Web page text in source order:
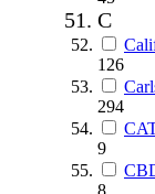
C
126
294
9
8